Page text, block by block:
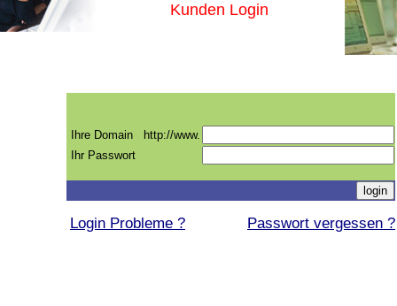
Kunden Login
Ihre Domain
http://www.
Ihr Passwort
Login Probleme ? Passwort vergessen ?